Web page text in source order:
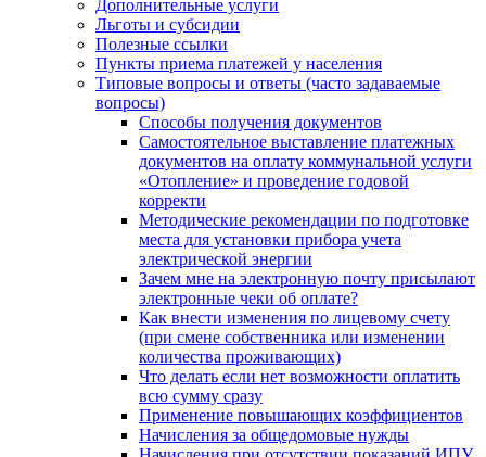
Дополнительные услуги
Льготы и субсидии
Полезные ссылки
Пункты приема платежей у населения
Типовые вопросы и ответы (часто задаваемые
вопросы)
Способы получения документов
Самостоятельное выставление платежных
документов на оплату коммунальной услуги
«Отопление» и проведение годовой
корректи
Методические рекомендации по подготовке
места для установки прибора учета
электрической энергии
Зачем мне на электронную почту присылают
электронные чеки об оплате?
Как внести изменения по лицевому счету
(при смене собственника или изменении
количества проживающих)
Что делать если нет возможности оплатить
всю сумму сразу
Применение повышающих коэффициентов
Начисления за общедомовые нужды